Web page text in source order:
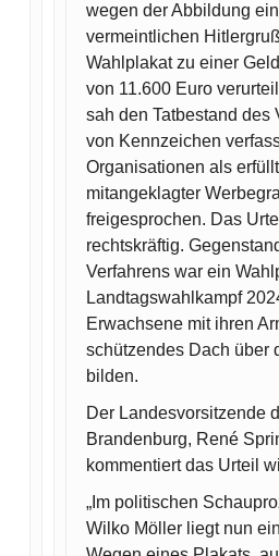
wegen der Abbildung
vermeintlichen
Wahlplakat zu einer
von 11.600 Euro
sah den Tatbestand des
von Kennzeichen
Organisationen als
mitangeklagter
freigesprochen. Das
rechtskräftig.
Verfahrens war ein
Landtagswahlkampf
Erwachsene mit ihren
schützendes Dach über
bilden.
Der Landesvorsitzende
Brandenburg, René
kommentiert das Urteil
„Im politischen
Wilko Möller liegt nun